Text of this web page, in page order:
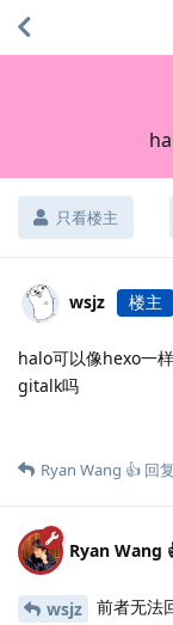
只看楼主
wsjz 楼主
halo可以像hexo一
gitalk吗
Ryan Wang 👍 回
Ryan Wang
wsjz
前者无法